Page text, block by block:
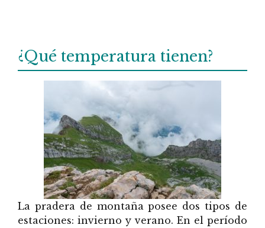
¿Qué temperatura tienen?
La pradera de montaña posee dos tipos de
estaciones: invierno y verano. En el período